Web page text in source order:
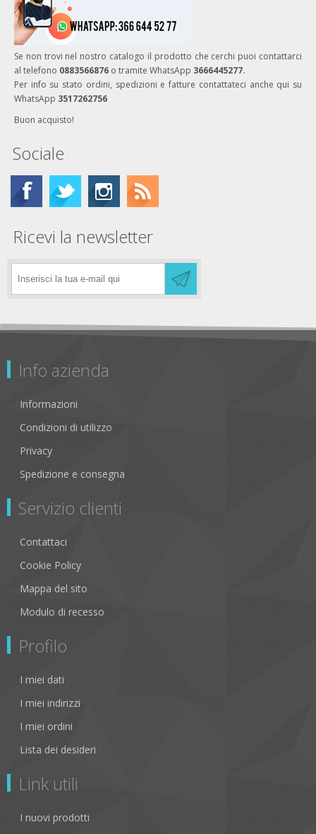
Se non trovi nel nostro catalogo il prodotto che cerchi puoi contattarci
al telefono 0883566876 o tramite WhatsApp 3666445277.
Per info su stato ordini, spedizioni e fatture contattateci anche qui su
WhatsApp 3517262756
Buon acquisto!
Sociale
Ricevi la newsletter
Info azienda
Informazioni
Condizioni di utilizzo
Privacy
Spedizione e consegna
Servizio clienti
Contattaci
Cookie Policy
Mappa del sito
Modulo di recesso
Profilo
I miei dati
I miei indirizzi
I miei ordini
Lista dei desideri
Link utili
I nuovi prodotti